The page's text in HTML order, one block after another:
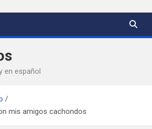
en español
mis amigos cachondos